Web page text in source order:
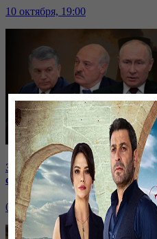
10 октября, 19:00
Зачем встретились лидеры
строительстве нашей АЭС
07 октября, 19:00